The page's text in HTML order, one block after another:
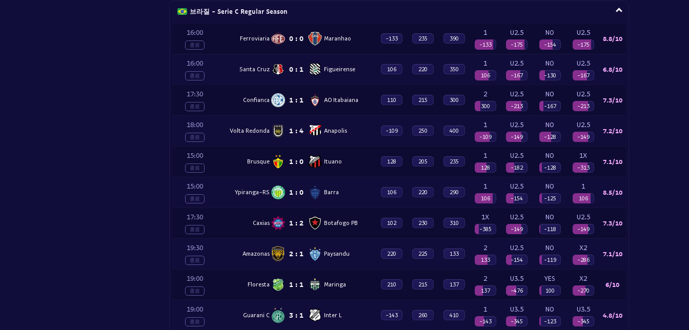
브라질 - Serie C Regular Season
16:00
종료
Ferroviaria 0 : 0 Maranhao -133 235 390
1
-133
U2.5
-175
NO
-154
U2.5
-175
8.8/10
16:00
종료
Santa Cruz 0 : 1 Figueirense 106 220 350
1
106
U2.5
-167
NO
-130
U2.5
-167
6.8/10
17:30
종료
Confianca 1 : 1 AO Itabaiana 110 215 300
2
300
U2.5
-213
NO
-167
U2.5
-213
7.3/10
18:00
종료
Volta Redonda 1 : 4 Anapolis -109 250 400
1
-109
U2.5
-149
NO
-128
U2.5
-149
7.2/10
15:00
종료
Brusque 1 : 0 Ituano 128 205 235
1
128
U2.5
-182
NO
-128
1X
-313
7.1/10
15:00
종료
Ypiranga-RS 1 : 0 Barra 106 220 290
1
106
U2.5
-154
NO
-125
1
106
8.5/10
17:30
종료
Caxias 1 : 2 Botafogo PB 102 230 310
1X
-385
U2.5
-149
NO
-118
U2.5
-149
7.3/10
19:30
종료
Amazonas 2 : 1 Paysandu 220 225 133
2
133
U2.5
-154
NO
-119
X2
-286
7.1/10
19:00
종료
Floresta 1 : 1 Maringa 210 215 137
2
137
U3.5
-476
YES
100
X2
-270
6/10
19:00
종료
Guarani C 3 : 1 Inter L -143 260 410
1
-143
U3.5
-345
NO
-123
U3.5
-345
4.8/10